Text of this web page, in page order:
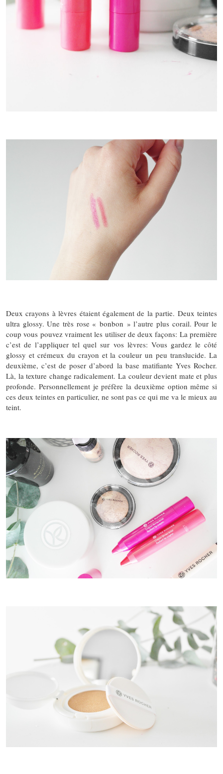
Deux crayons à lèvres étaient également de la partie. Deux teintes
ultra glossy. Une très rose « bonbon » l’autre plus corail. Pour le
coup vous pouvez vraiment les utiliser de deux façons: La première
c’est de l’appliquer tel quel sur vos lèvres: Vous gardez le côté
glossy et crémeux du crayon et la couleur un peu translucide. La
deuxième, c’est de poser d’abord la base matifiante Yves Rocher.
Là, la texture change radicalement. La couleur devient mate et plus
profonde. Personnellement je préfère la deuxième option même si
ces deux teintes en particulier, ne sont pas ce qui me va le mieux au
teint.